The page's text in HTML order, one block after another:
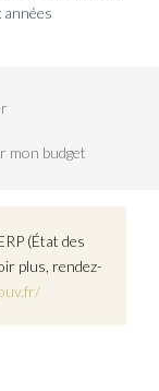
mon budget
(État des
plus, rendez-